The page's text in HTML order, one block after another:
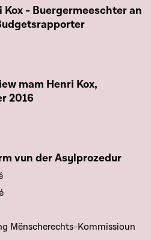
Kox - Buergermeeschter an
mam Henri Kox,
2016
vun der Asylprozedur
Mënscherechts-Kommissioun